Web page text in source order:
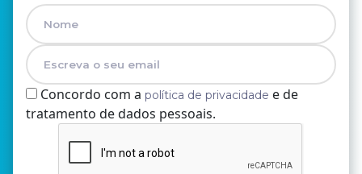
Nome
E-mail
Concordo com a política de privacidade e de
tratamento de dados pessoais.